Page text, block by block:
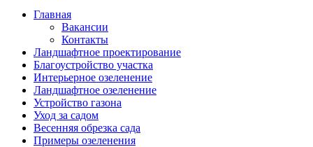
Главная
Вакансии
Контакты
Ландшафтное проектирование
Благоустройство участка
Интерьерное озеленение
Ландшафтное озеленение
Устройство газона
Уход за садом
Весенняя обрезка сада
Примеры озеленения